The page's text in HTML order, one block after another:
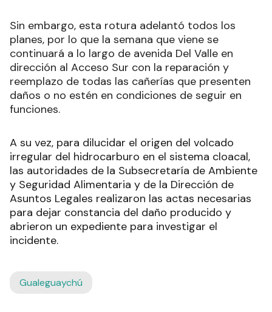
Sin embargo, esta rotura adelantó todos los
planes, por lo que la semana que viene se
continuará a lo largo de avenida Del Valle en
dirección al Acceso Sur con la reparación y
reemplazo de todas las cañerías que presenten
daños o no estén en condiciones de seguir en
funciones.
A su vez, para dilucidar el origen del volcado
irregular del hidrocarburo en el sistema cloacal,
las autoridades de la Subsecretaría de Ambiente
y Seguridad Alimentaria y de la Dirección de
Asuntos Legales realizaron las actas necesarias
para dejar constancia del daño producido y
abrieron un expediente para investigar el
incidente.
Gualeguaychú